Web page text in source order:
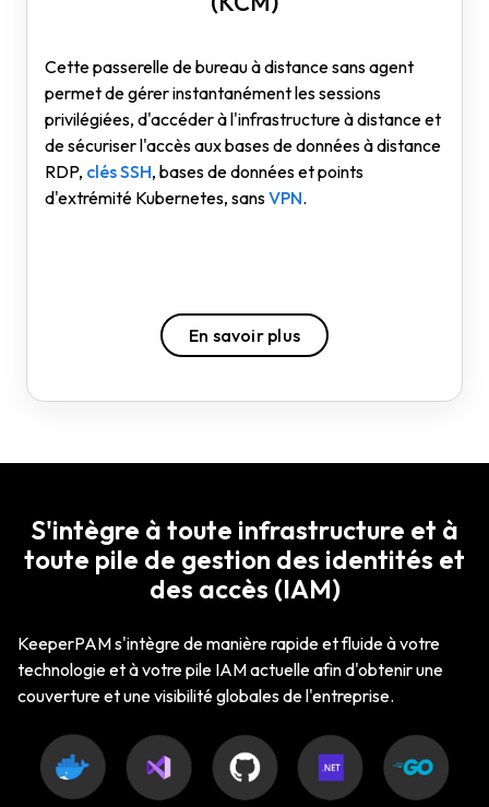
Cette passerelle de bureau à distance sans agent
permet de gérer instantanément les sessions
privilégiées, d'accéder à l'infrastructure à distance et
de sécuriser l'accès aux bases de données à distance
RDP, clés SSH, bases de données et points
d'extrémité Kubernetes, sansVPN.
En savoir plus
S'intègre à toute infrastructure et à
toute pile de gestion des identités et
des accès (IAM)
KeeperPAM s'intègre de manière rapide et fluide à votre
technologie et à votre pile IAM actuelle afin d'obtenir une
couverture et une visibilité globales de l'entreprise.